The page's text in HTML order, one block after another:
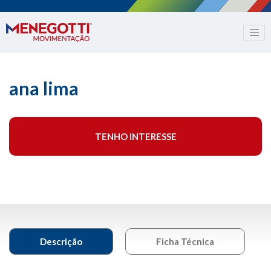
ana lima
TENHO INTERESSE
Descrição Ficha Técnica